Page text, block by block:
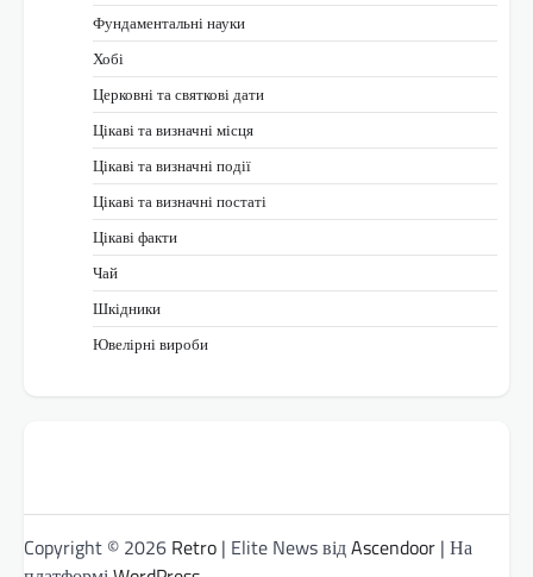
Фундаментальні науки
Хобі
Церковні та святкові дати
Цікаві та визначні місця
Цікаві та визначні події
Цікаві та визначні постаті
Цікаві факти
Чай
Шкідники
Ювелірні вироби
Copyright © 2026 Retro | Elite News відAscendoor | На